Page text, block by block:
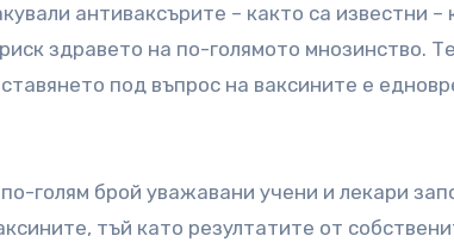
антиваксърите – както са известни –
здравето на по-голямото мнозинство.
под въпрос на ваксините е
голям брой уважавани учени и лекари
тъй като резултатите от